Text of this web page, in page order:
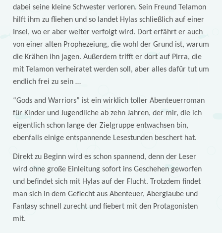
dabei seine kleine Schwester verloren. Sein Freund Telamon
hilft ihm zu fliehen und so landet Hylas schließlich auf einer
Insel, wo er aber weiter verfolgt wird. Dort erfährt er auch
von einer alten Prophezeiung, die wohl der Grund ist, warum
die Krähen ihn jagen. Außerdem trifft er dort auf Pirra, die
mit Telamon verheiratet werden soll, aber alles dafür tut um
endlich frei zu sein …
“Gods and Warriors” ist ein wirklich toller Abenteuerroman
für Kinder und Jugendliche ab zehn Jahren, der mir, die ich
eigentlich schon lange der Zielgruppe entwachsen bin,
ebenfalls einige entspannende Lesestunden beschert hat.
Direkt zu Beginn wird es schon spannend, denn der Leser
wird ohne große Einleitung sofort ins Geschehen geworfen
und befindet sich mit Hylas auf der Flucht. Trotzdem findet
man sich in dem Geflecht aus Abenteuer, Aberglaube und
Fantasy schnell zurecht und fiebert mit den Protagonisten
mit.